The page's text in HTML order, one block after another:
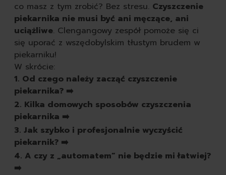
tapicerka i kokpit
akcesoria
zapachy
obuwie
impregnaty do butów
białe
czarne
brązowe
bezbarwne
spraye do butów
co masz z tym zrobić? Bez stresu. Czyszczenie
piekarnika nie musi być ani męczące, ani
uciążliwe. Clengangowy zespół pomoże się ci
się uporać z wszędobylskim tłustym brudem w
piekarniku!
W skrócie:
1. Od czego należy zacząć czyszczenie
piekarnika? ➡️
2. Kilka domowych sposobów czyszczenia
piekarnika ➡️
3. Jak szybko i profesjonalnie wyczyścić
piekarnik? ➡️
4. A czy z „automatem” nie będzie mi łatwiej?
➡️